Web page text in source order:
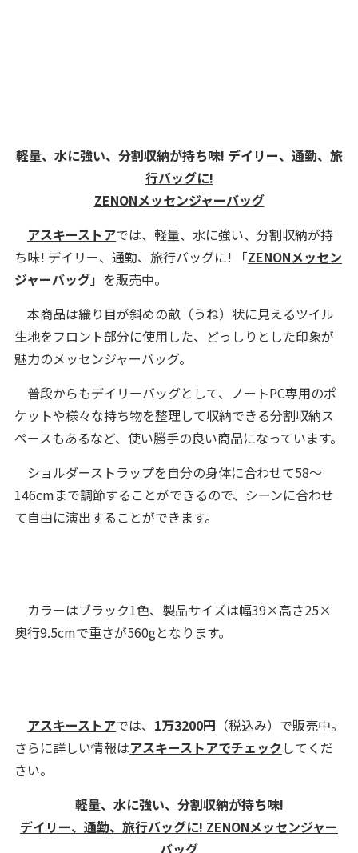
軽量、水に強い、分割収納が持ち味! デイリー、通勤、旅
行バッグに!
ZENONメッセンジャーバッグ
アスキーストアでは、軽量、水に強い、分割収納が持
ち味! デイリー、通勤、旅行バッグに! 「ZENONメッセン
ジャーバッグ」を販売中。
本商品は織り目が斜めの畝（うね）状に見えるツイル
生地をフロント部分に使用した、どっしりとした印象が
魅力のメッセンジャーバッグ。
普段からもデイリーバッグとして、ノートPC専用のポ
ケットや様々な持ち物を整理して収納できる分割収納ス
ペースもあるなど、使い勝手の良い商品になっています。
ショルダーストラップを自分の身体に合わせて58～
146cmまで調節することができるので、シーンに合わせ
て自由に演出することができます。
カラーはブラック1色、製品サイズは幅39×高さ25×
奥行9.5cmで重さが560gとなります。
アスキーストアでは、 1万3200円 （税込み）で販売中。
さらに詳しい情報はアスキーストアでチェックしてくだ
さい。
軽量、水に強い、分割収納が持ち味!
デイリー、通勤、旅行バッグに! ZENONメッセンジャー
バッグ